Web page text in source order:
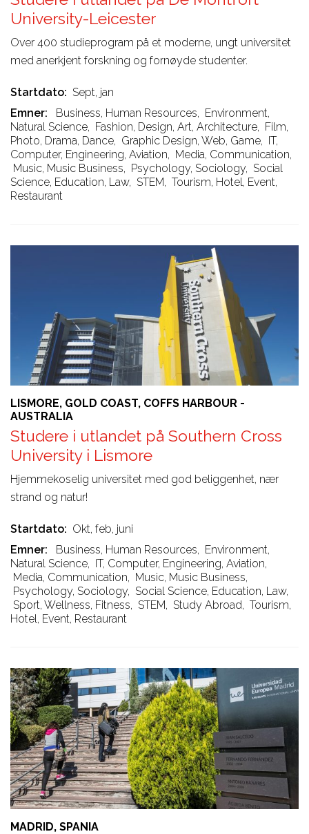
University-Leicester
Over 400 studieprogram på et moderne, ungt universitet
med anerkjent forskning og fornøyde studenter.
Startdato
Sept, jan
Emner
Business, Human Resources, Environment,
Natural Science, Fashion, Design, Art, Architecture, Film,
Photo, Drama, Dance, Graphic Design, Web, Game, IT,
Computer, Engineering, Aviation, Media, Communication,
Music, Music Business, Psychology, Sociology, Social
Science, Education, Law, STEM, Tourism, Hotel, Event,
Restaurant
LISMORE, GOLD COAST, COFFS HARBOUR -
AUSTRALIA
Studere i utlandet på Southern Cross
University i Lismore
Hjemmekoselig universitet med god beliggenhet, nær
strand og natur!
Startdato
Okt, feb, juni
Emner
Business, Human Resources, Environment,
Natural Science, IT, Computer, Engineering, Aviation,
Media, Communication, Music, Music Business,
Psychology, Sociology, Social Science, Education, Law,
Sport, Wellness, Fitness, STEM, Study Abroad, Tourism,
Hotel, Event, Restaurant
MADRID, SPANIA